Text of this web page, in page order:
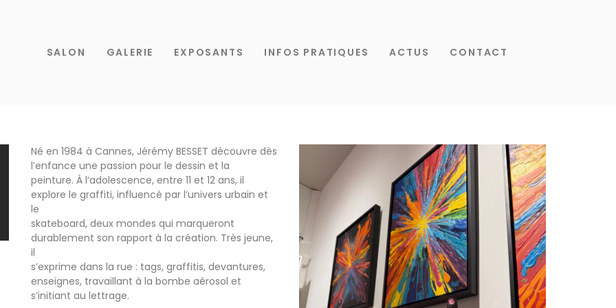
SALON GALERIE EXPOSANTS INFOS PRATIQUES ACTUS CONTACT
Né en 1984 à Cannes, Jérémy BESSET découvre dès
l’enfance une passion pour le dessin et la
peinture. À l’adolescence, entre 11 et 12 ans, il
explore le graffiti, influencé par l’univers urbain et
le
skateboard, deux mondes qui marqueront
durablement son rapport à la création. Très jeune,
il
s’exprime dans la rue : tags, graffitis, devantures,
enseignes, travaillant à la bombe aérosol et
s’initiant au lettrage.